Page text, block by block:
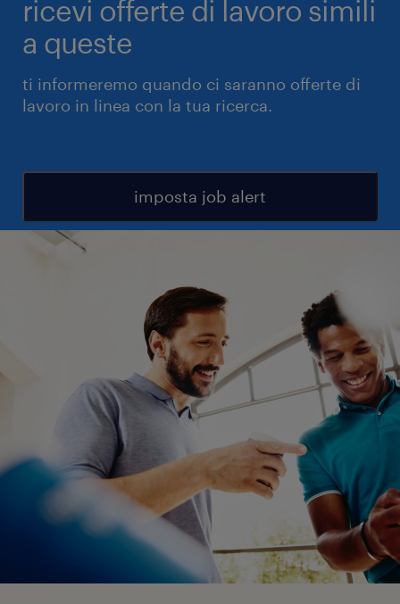
ricevi offerte di lavoro simili
a queste
ti informeremo quando ci saranno offerte di
lavoro in linea con la tua ricerca.
imposta job alert